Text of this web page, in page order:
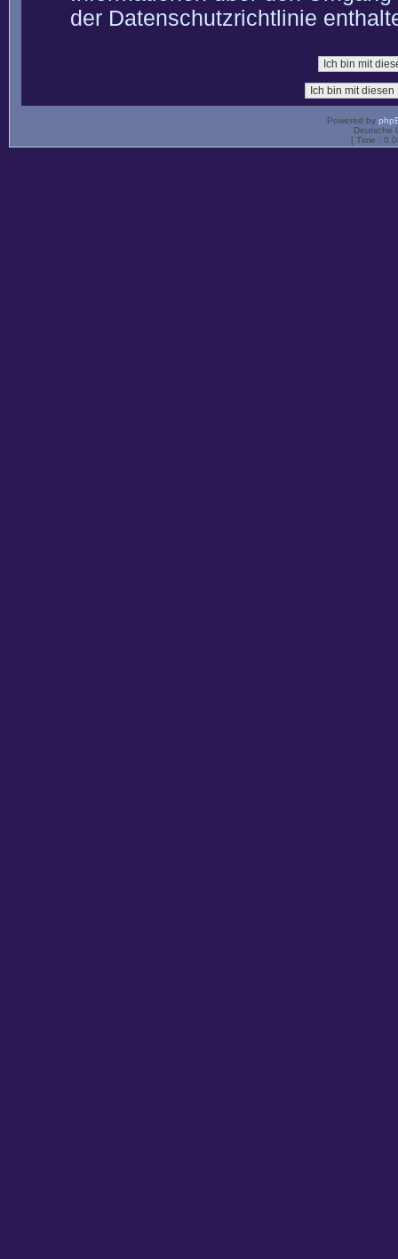
der Datenschutzrichtlinie
Powered by
Deutsche
[ Time :